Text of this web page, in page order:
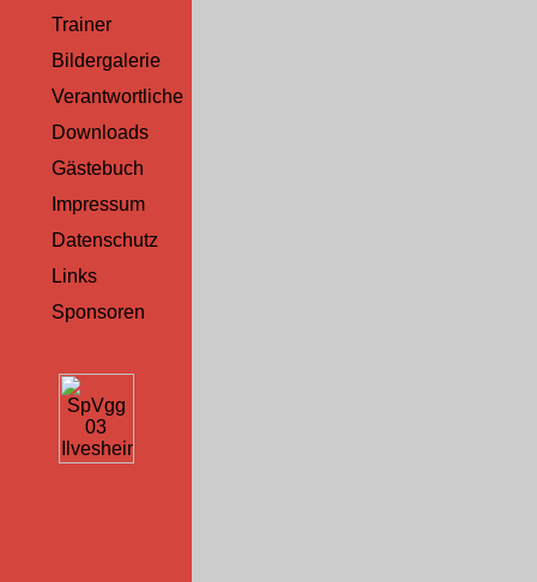
Trainer
Bildergalerie
Verantwortliche
Downloads
Gästebuch
Impressum
Datenschutz
Links
Sponsoren